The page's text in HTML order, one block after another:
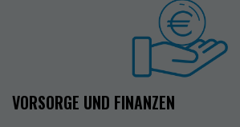
VORSORGE UND FINANZEN